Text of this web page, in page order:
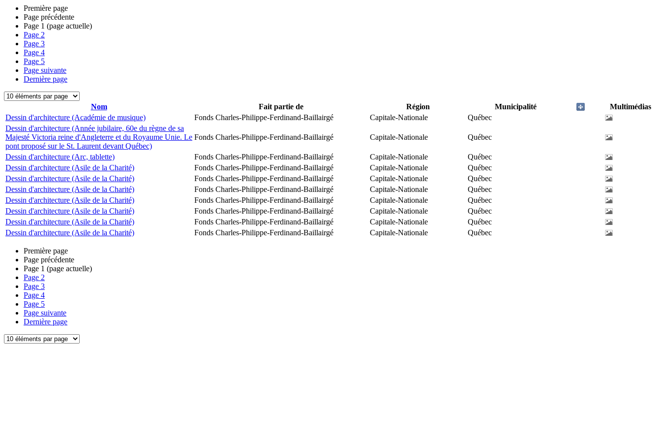
Première page
Page précédente
Page 1 (page actuelle)
Page 2
Page 3
Page 4
Page 5
Page suivante
Dernière page
Nom Fait partie de Région Municipalité
Multimédias
Dessin d'architecture (Académie de musique)
Fonds Charles-Philippe-Ferdinand-Baillairgé Capitale-Nationale
Québec
Dessin d'architecture (Année jubilaire, 60e du règne de sa
Majesté Victoria reine d'Angleterre et du Royaume Unie. Le
pont proposé sur le St. Laurent devant Québec)
Fonds Charles-Philippe-Ferdinand-Baillairgé Capitale-Nationale Québec
Dessin d'architecture (Arc, tablette) Fonds Charles-Philippe-Ferdinand-Baillairgé Capitale-Nationale
Québec
Dessin d'architecture (Asile de la Charité)
Fonds Charles-Philippe-Ferdinand-Baillairgé Capitale-Nationale
Québec
Dessin d'architecture (Asile de la Charité)
Fonds Charles-Philippe-Ferdinand-Baillairgé Capitale-Nationale
Québec
Dessin d'architecture (Asile de la Charité)
Fonds Charles-Philippe-Ferdinand-Baillairgé Capitale-Nationale
Québec
Dessin d'architecture (Asile de la Charité)
Fonds Charles-Philippe-Ferdinand-Baillairgé Capitale-Nationale
Québec
Dessin d'architecture (Asile de la Charité)
Fonds Charles-Philippe-Ferdinand-Baillairgé Capitale-Nationale
Québec
Dessin d'architecture (Asile de la Charité)
Fonds Charles-Philippe-Ferdinand-Baillairgé Capitale-Nationale
Québec
Dessin d'architecture (Asile de la Charité)
Fonds Charles-Philippe-Ferdinand-Baillairgé Capitale-Nationale Québec
Première page
Page précédente
Page 1 (page actuelle)
Page 2
Page 3
Page 4
Page 5
Page suivante
Dernière page